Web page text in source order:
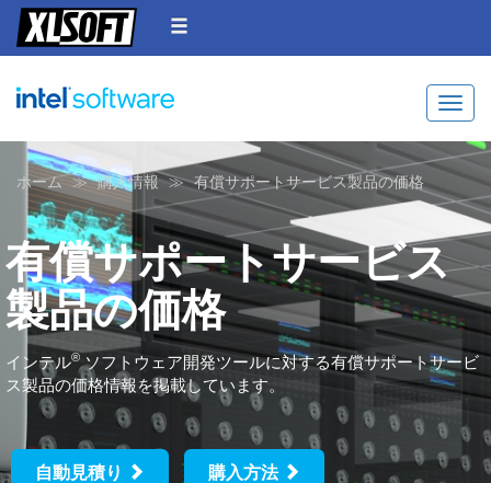
ホーム 購入情報 有償サポートサービス製品の価格
有償サポートサービス
製品の価格
インテル®ソフトウェア開発ツールに対する有償サポートサービ
ス製品の価格情報を掲載しています。
自動見積り 購入方法